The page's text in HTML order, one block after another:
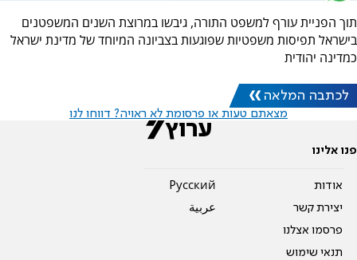
תוך הפניית עורף למשפט התורה, גיבשו במרוצת השנים המשפטנים
בישראל תפיסות משפטיות שפוגעות בצביונה המיוחד של מדינת ישראל
כמדינה יהודית
לכתבה המלאה
מצאתם טעות או פרסומת לא ראויה? דווחו לנו
פנו אלינו
אודות
יצירת קשר
פרסמו אצלנו
תנאי שימוש
Pусский
عربية